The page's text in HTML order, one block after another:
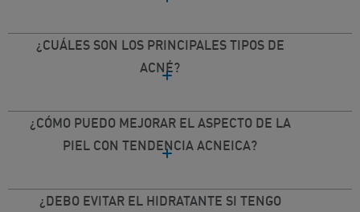
¿CUÁLES SON LOS PRINCIPALES TIPOS DE
ACNÉ?
¿CÓMO PUEDO MEJORAR EL ASPECTO DE LA
PIEL CON TENDENCIA ACNEICA?
¿DEBO EVITAR EL HIDRATANTE SI TENGO